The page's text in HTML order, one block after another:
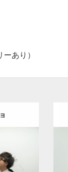
あり）
その他